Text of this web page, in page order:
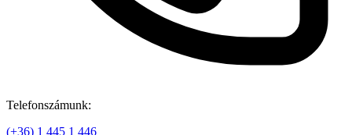
Telefonszámunk:
(+36) 1 445 1 446